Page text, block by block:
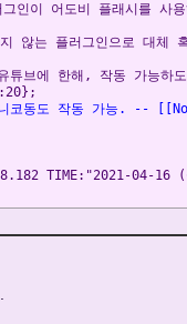
인이 어도비 플래시를 사
지 않는 플러그인으로 대체
튜브에 한해, 작동 가능하
코동도 작동 가능. --
TIME:"2021-04-16 (금)
.